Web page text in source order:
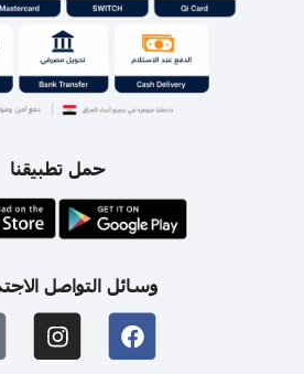
حمل تطبيقنا
وسائل التواصل